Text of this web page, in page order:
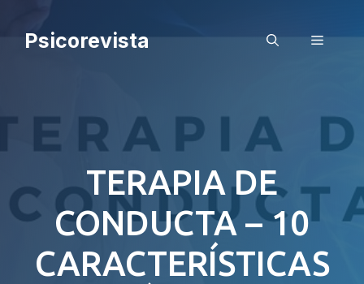
Psicorevista Menú
TERAPIA DE
CONDUCTA – 10
CARACTERÍSTICAS